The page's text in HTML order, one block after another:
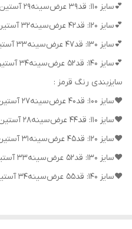
💕سایز ۱۱۰: قد۳۹ عرض‌سینه۲۹ آستین از یقه۴۰
💕سایز ۱۲۰: قد۴۲ عرض‌سینه۳۲ آستین از یقه۴۵
💕سایز ۱۳۰: قد۴۷ عرض‌سینه۳۳ آستین از یقه۴۶
💕سایز ۱۴۰: قد۵۲ عرض‌سینه۳۴ آستین از یقه۴۸
سایزبندی رنگ قرمز :
❤سایز ۱۰۰: قد۴۰ عرض‌سینه۲۷ آستین از یقه۳۸
❤سایز ۱۱۰: قد۴۴ عرض‌سینه۲۸ آستین از یقه۳۹
❤سایز ۱۲۰: قد۴۵ عرض‌سینه۳۱ آستین از یقه۴۴
❤سایز ۱۳۰: قد۵۲ عرض‌سینه۳۳ آستین از یقه۴۷
❤سایز ۱۴۰: قد۵۵ عرض‌سینه۳۴ آستین از یقه۵۰